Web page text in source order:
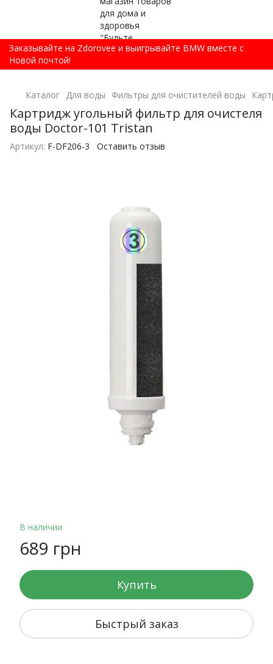
Заказывайте на Zdorovee и выигрывайте BMW вместе с
Новой почтой!
Каталог Для воды Фильтры для очистителей воды
Картридж угольный фильтр для очистеля
воды Doctor-101 Tristan
Артикул: F-DF206-3 Оставить отзыв
В наличии
689 грн
Купить
Быстрый заказ